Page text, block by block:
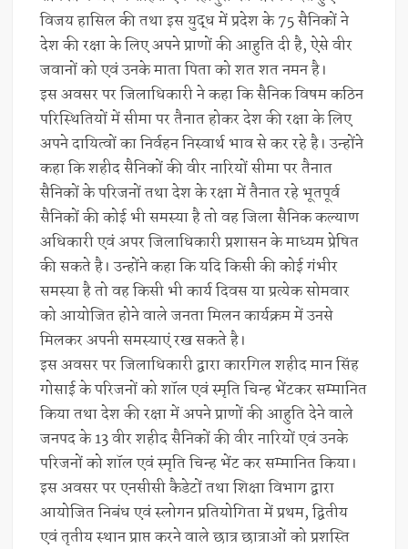
विजय हासिल की तथा इस युद्ध में प्रदेश के 75 सैनिकों ने
देश की रक्षा के लिए अपने प्राणों की आहुति दी है, ऐसे वीर
जवानों को एवं उनके माता पिता को शत शत नमन है।
इस अवसर पर जिलाधिकारी ने कहा कि सैनिक विषम कठिन
परिस्थितियों में सीमा पर तैनात होकर देश की रक्षा के लिए
अपने दायित्वों का निर्वहन निस्वार्थ भाव से कर रहे है। उन्होंने
कहा कि शहीद सैनिकों की वीर नारियों सीमा पर तैनात
सैनिकों के परिजनों तथा देश के रक्षा में तैनात रहे भूतपूर्व
सैनिकों की कोई भी समस्या है तो वह जिला सैनिक कल्याण
अधिकारी एवं अपर जिलाधिकारी प्रशासन के माध्यम प्रेषित
की सकते है। उन्होंने कहा कि यदि किसी की कोई गंभीर
समस्या है तो वह किसी भी कार्य दिवस या प्रत्येक सोमवार
को आयोजित होने वाले जनता मिलन कार्यक्रम में उनसे
मिलकर अपनी समस्याएं रख सकते है।
इस अवसर पर जिलाधिकारी द्वारा कारगिल शहीद मान सिंह
गोसाई के परिजनों को शॉल एवं स्मृति चिन्ह भेंटकर सम्मानित
किया तथा देश की रक्षा में अपने प्राणों की आहुति देने वाले
जनपद के 13 वीर शहीद सैनिकों की वीर नारियों एवं उनके
परिजनों को शॉल एवं स्मृति चिन्ह भेंट कर सम्मानित किया।
इस अवसर पर एनसीसी कैडेटों तथा शिक्षा विभाग द्वारा
आयोजित निबंध एवं स्लोगन प्रतियोगिता में प्रथम, द्वितीय
एवं तृतीय स्थान प्राप्त करने वाले छात्र छात्राओं को प्रशस्ति